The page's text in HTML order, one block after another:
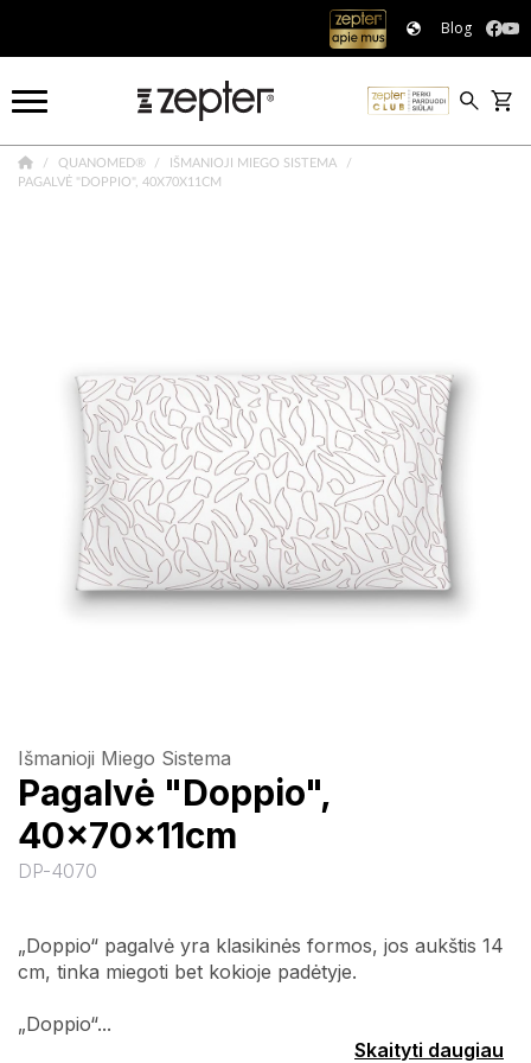
Blog
QUANOMED®
IŠMANIOJI MIEGO SISTEMA
PAGALVĖ "DOPPIO", 40X70X11CM
Išmanioji Miego Sistema
Pagalvė "Doppio",
40x70x11cm
DP-4070
„Doppio“ pagalvė yra klasikinės formos, jos aukštis 14
cm, tinka miegoti bet kokioje padėtyje.
„Doppio“...
Skaityti daugiau